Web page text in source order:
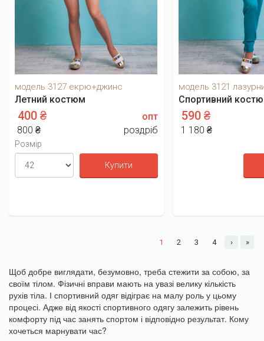
модель 3127 екрю+джинс
Летний костюм
400 ₴
опт
800 ₴
роздріб
Розмір
Купити
модель 3121
Спортивний
590 ₴
1 180 ₴
1 2 3 4 › »
Щоб добре виглядати, безумовно, треба стежити за собою, за
своїм тілом. Фізичні вправи мають на увазі велику кількість
рухів тіла. І спортивний одяг відіграє на малу роль у цьому
процесі. Адже від якості спортивного одягу залежить рівень
комфорту під час занять спортом і відповідно результат. Кому
хочеться марнувати час?